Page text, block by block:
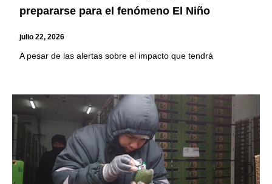
prepararse para el fenómeno El Niño
julio 22, 2026
A pesar de las alertas sobre el impacto que tendrá